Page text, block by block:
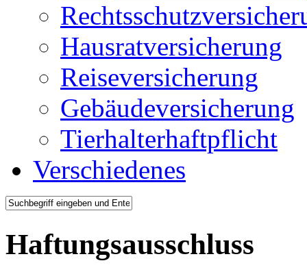
Hausratversicherung
Reiseversicherung
Gebäudeversicherung
Tierhalterhaftpflicht
Verschiedenes
Haftungsausschluss